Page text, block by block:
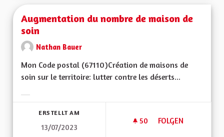
Augmentation du nombre de maison de
soin
Nathan Bauer
Mon Code postal (67110) Création de maisons de
soin sur le territoire: lutter contre les déserts...
ERSTELLT AM
13/07/2023
50 50 FOLLOWER
FOLGEN
AUGMENTATION